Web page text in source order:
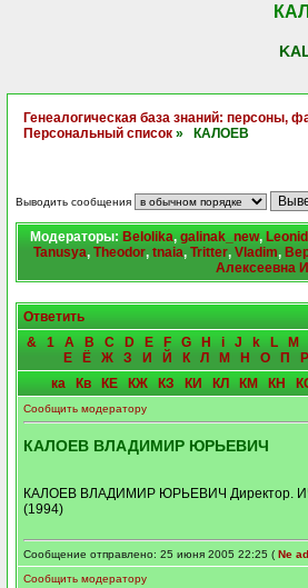
Генеалогическая база знаний: персоны,
Персональный список » КАЛОЕВ
Выводить сообщения
Модераторы: Belolika, galinak_new,
Tanusya, Theodor, tnaia, Tritter, Vladim,
Алексеевна
Ответить
&
1 A B C D E F G H i J k L M
Е
Ё Ж З И Й К Л М Н О П Р
ка
Кв КЕ КЖ КЗ КИ КЛ КМ КН
Сообщить модератору
КАЛОЕВ ВЛАДИМИР ЮРЬЕВИЧ
КАЛОЕВ ВЛАДИМИР ЮРЬЕВИЧ Директор.
(1994)
Сообщение отправлено: 25 июня 2005 22:25 ( Ne
Сообщить модератору